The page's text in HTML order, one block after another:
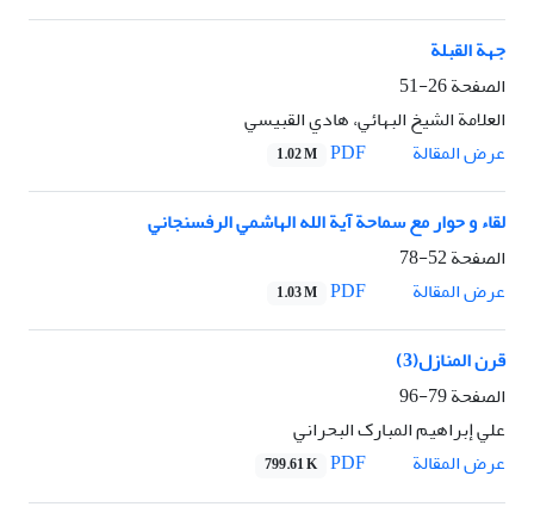
جهة القبلة
الصفحة26-51
العلامة الشيخ البهائي، هادي القبيسي
عرض المقالة
1.02 M
لقاء و حوار مع سماحة آية الله الهاشمي الرفسنجاني
الصفحة52-78
عرض المقالة
1.03 M
قرن المنازل(3)
الصفحة79-96
علي إبراهیم المبارک البحراني
عرض المقالة
799.61 K